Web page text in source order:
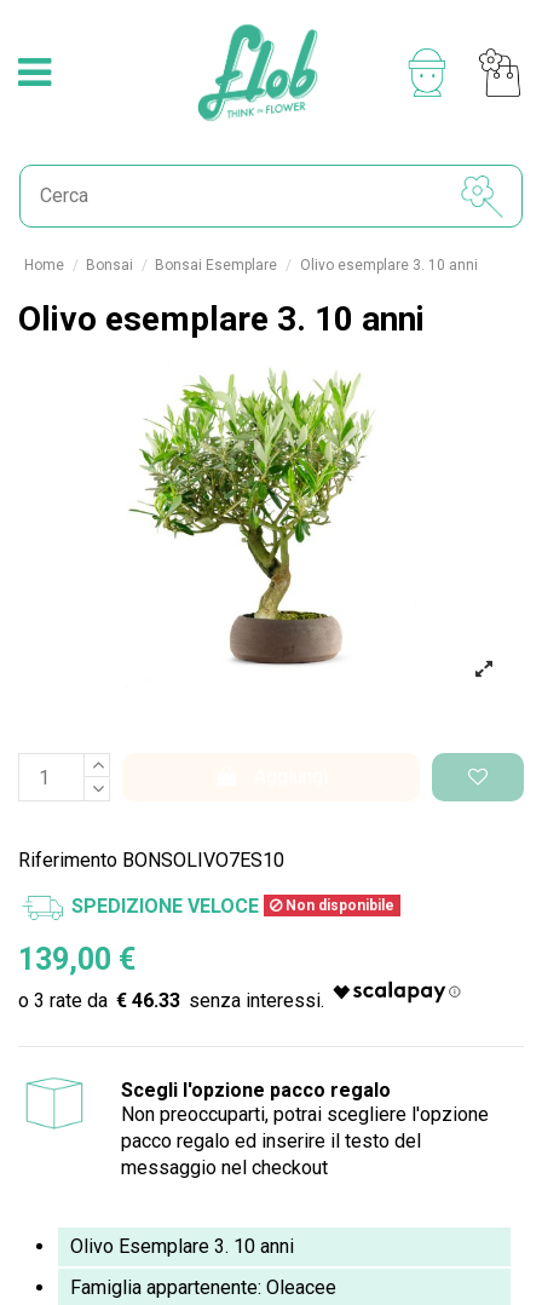
Home Bonsai Bonsai Esemplare Olivo esemplare 3. 10 anni
Olivo esemplare 3. 10 anni
Riferimento BONSOLIVO7ES10
SPEDIZIONE VELOCE Non disponibile
139,00 €
€ 46.33
Scegli l'opzione pacco regalo
Non preoccuparti, potrai scegliere l'opzione
pacco regalo ed inserire il testo del
messaggio nel checkout
Olivo Esemplare 3. 10 anni
Famiglia appartenente: Oleacee